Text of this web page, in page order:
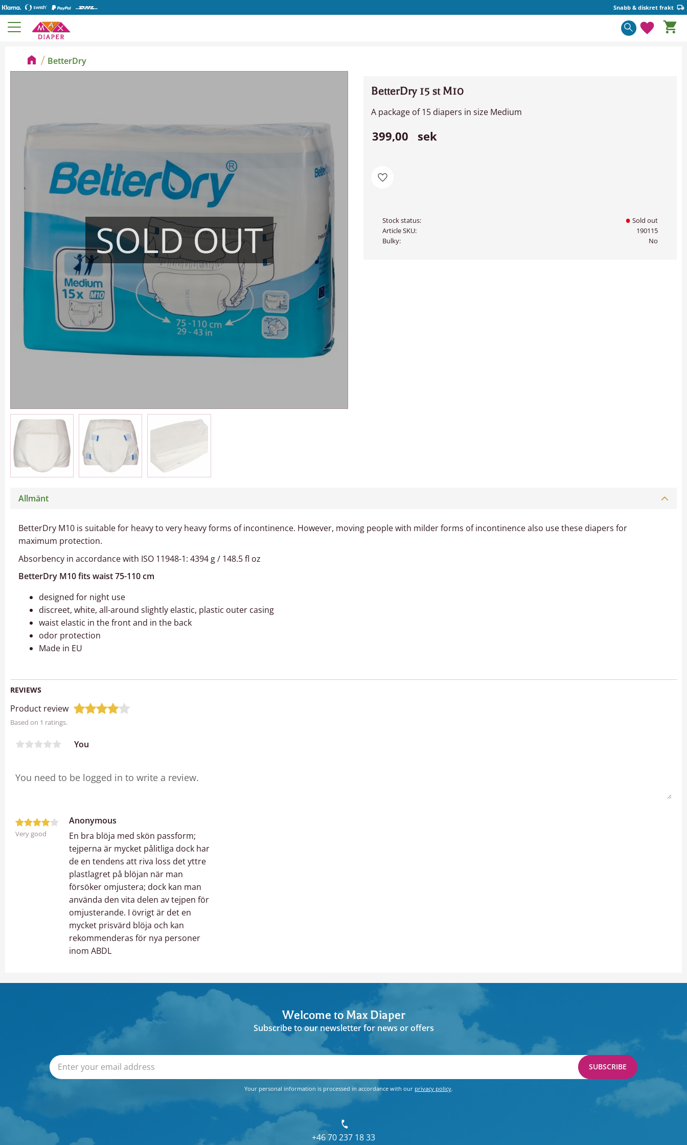
Snabb & diskret frakt
Basket
BetterDry
BetterDry 15 st M10
A package of 15 diapers in size Medium
SOLD OUT
399,00 sek
Add to favorites
Stock status
Sold out
Article SKU
190115
Bulky
No
Allmänt
BetterDry M10 is suitable for heavy to very heavy forms of incontinence. However, moving people with milder forms of incontinence also use these diapers for
maximum protection.
Absorbency in accordance with ISO 11948-1: 4394 g / 148.5 fl oz
BetterDry M10 fits waist 75-110 cm
designed for night use
discreet, white, all-around slightly elastic, plastic outer casing
waist elastic in the front and in the back
odor protection
Made in EU
REVIEWS
Product review
Based on 1 ratings.
You
Very good
Anonymous
En bra blöja med skön passform;
tejperna är mycket pålitliga dock har
de en tendens att riva loss det yttre
plastlagret på blöjan när man
försöker omjustera; dock kan man
använda den vita delen av tejpen för
omjusterande. I övrigt är det en
mycket prisvärd blöja och kan
rekommenderas för nya personer
inom ABDL
Welcome to Max Diaper
Subscribe to our newsletter for news or offers
SUBSCRIBE
Your personal information is processed in accordance with our privacy policy.
+46 70 237 18 33